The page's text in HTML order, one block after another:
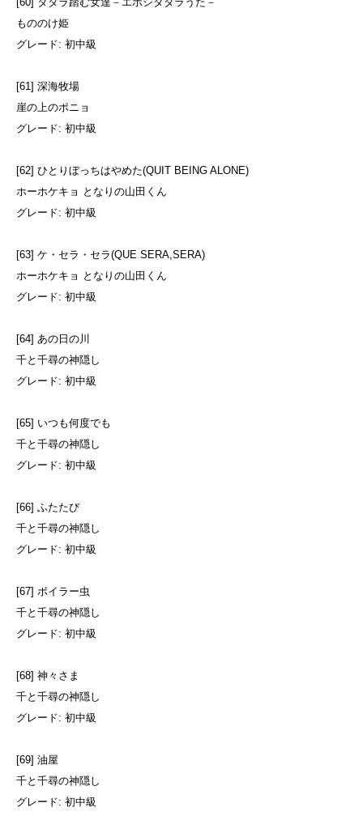
もののけ姫
グレード: 初中級
[61] 深海牧場
崖の上のポニョ
グレード: 初中級
[62] ひとりぼっちはやめた(QUIT BEING ALONE)
ホーホケキョ となりの山田くん
グレード: 初中級
[63] ケ・セラ・セラ(QUE SERA,SERA)
ホーホケキョ となりの山田くん
グレード: 初中級
[64] あの日の川
千と千尋の神隠し
グレード: 初中級
[65] いつも何度でも
千と千尋の神隠し
グレード: 初中級
[66] ふたたび
千と千尋の神隠し
グレード: 初中級
[67] ボイラー虫
千と千尋の神隠し
グレード: 初中級
[68] 神々さま
千と千尋の神隠し
グレード: 初中級
[69] 油屋
千と千尋の神隠し
グレード: 初中級